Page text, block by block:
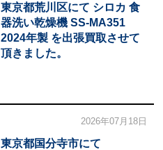
東京都荒川区にて シロカ 食
器洗い乾燥機 SS-MA351
2024年製 を出張買取させて
頂きました。
2026年07月18日
東京都国分寺市にて